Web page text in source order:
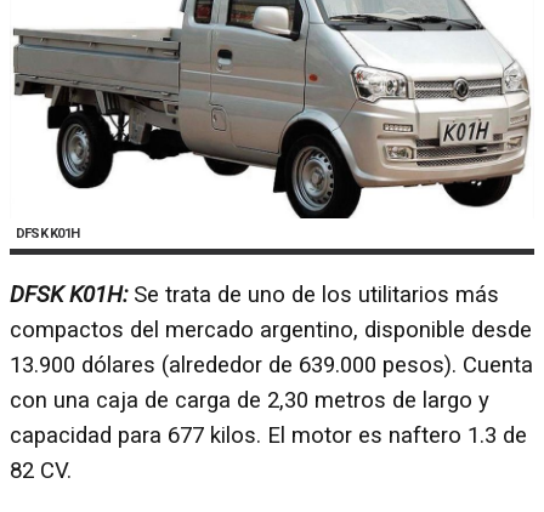
DFSK K01H
DFSK K01H: Se trata de uno de los utilitarios más
compactos del mercado argentino, disponible desde
13.900 dólares (alrededor de 639.000 pesos). Cuenta
con una caja de carga de 2,30 metros de largo y
capacidad para 677 kilos. El motor es naftero 1.3 de
82 CV.